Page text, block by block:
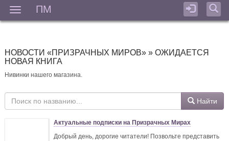
ПМ
НОВОСТИ «ПРИЗРАЧНЫХ МИРОВ» » ОЖИДАЕТСЯ
НОВАЯ КНИГА
Нивинки нашего магазина.
Найти
Актуальные подписки на Призрачных Мирах
Добрый день, дорогие читатели! Позвольте представить